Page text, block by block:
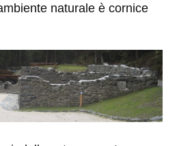
naturale è cornice